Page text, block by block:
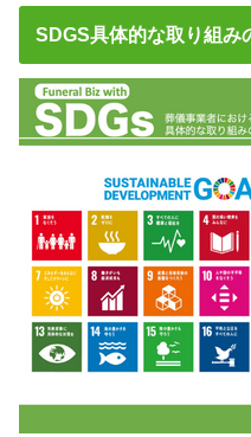
SDGS具体的な取り組み